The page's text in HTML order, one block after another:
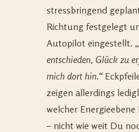
stressbringend
Richtung festgelegt
Autopilot eingestellt. „
entschieden, Glück zu
mich dort hin.“
zeigen allerdings
welcher
– nicht wie weit Du